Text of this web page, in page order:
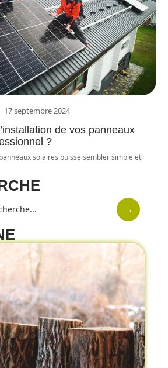
17 septembre 2024
de vos panneaux
?
solaires puisse sembler simple et